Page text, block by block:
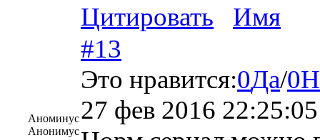
Цитировать
Имя
Аноминус
Анонимус
#13
Это нравится:0Да/0
27 фев 2016 22:25:05